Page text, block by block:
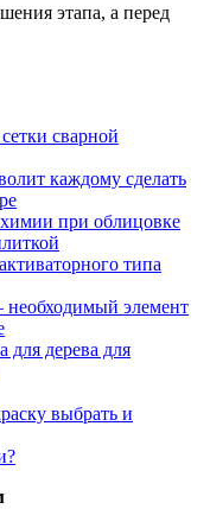
этапа, а перед
сварной
каждому сделать
при облицовке
типа
элемент
для дерева для
выбрать и